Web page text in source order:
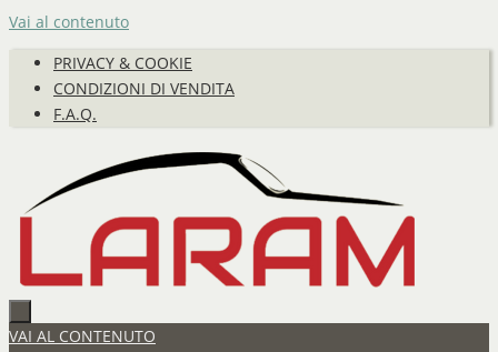
Vai al contenuto
PRIVACY & COOKIE
CONDIZIONI DI VENDITA
F.A.Q.
VAI AL CONTENUTO